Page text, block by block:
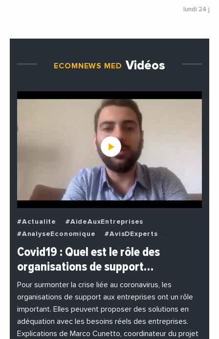
lundi 24
ECOMNEWS MED Vidéos
#Actualite
#AideAuxEntreprises
#AnalyseEconomique
#AvisDExperts
#BuzzNews
#Decideurs
#EchangesMediterraneens
#Economie
#EnDirectDe
#Entreprises
#Institutions
#PhotosEtVideos
Covid19 : Quel est le rôle des
organisations de support…
Pour surmonter la crise liée au coronavirus, les
organisations de support aux entreprises ont un rôle
important. Elles peuvent proposer des solutions en
adéquation avec les besoins réels des entreprises.
Explications de Marco Cunetto, coordinateur du projet